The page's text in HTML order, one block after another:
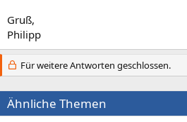
Gruß,
Philipp
Für weitere Antworten geschlossen.
Ähnliche Themen